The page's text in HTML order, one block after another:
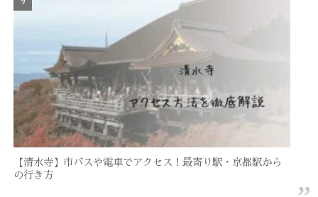
【清水寺】市バスや電車でアクセス！最寄り駅・京都駅から
の行き方